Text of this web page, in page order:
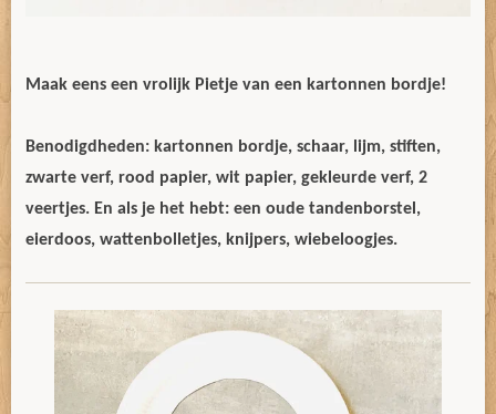
Maak eens een vrolijk Pietje van een kartonnen bordje!
Benodigdheden: kartonnen bordje, schaar, lijm, stiften,
zwarte verf, rood papier, wit papier, gekleurde verf, 2
veertjes. En a ls je het hebt: een oude tandenborstel,
eierdoos, wattenbolletjes, knijpers, wiebeloogjes.